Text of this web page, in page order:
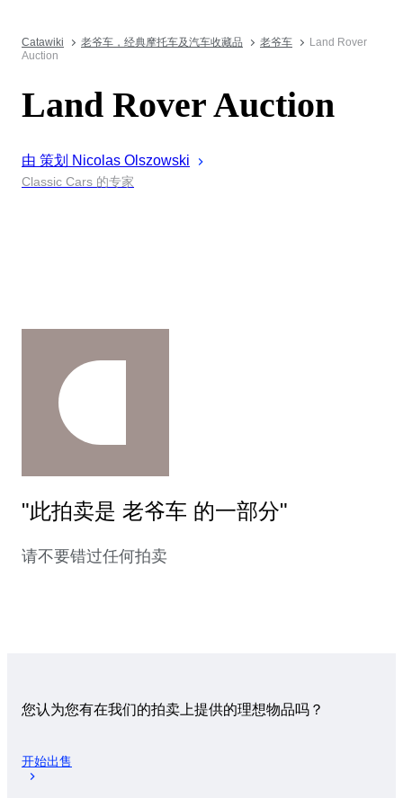
Catawiki 老爷车，经典摩托车及汽车收藏品 老爷车
Land Rover
Auction
Land Rover Auction
由 策划 Nicolas Olszowski
Classic Cars 的专家
"此拍卖是 老爷车 的一部分"
请不要错过任何拍卖
您认为您有在我们的拍卖上提供的理想物品吗？
开始出售